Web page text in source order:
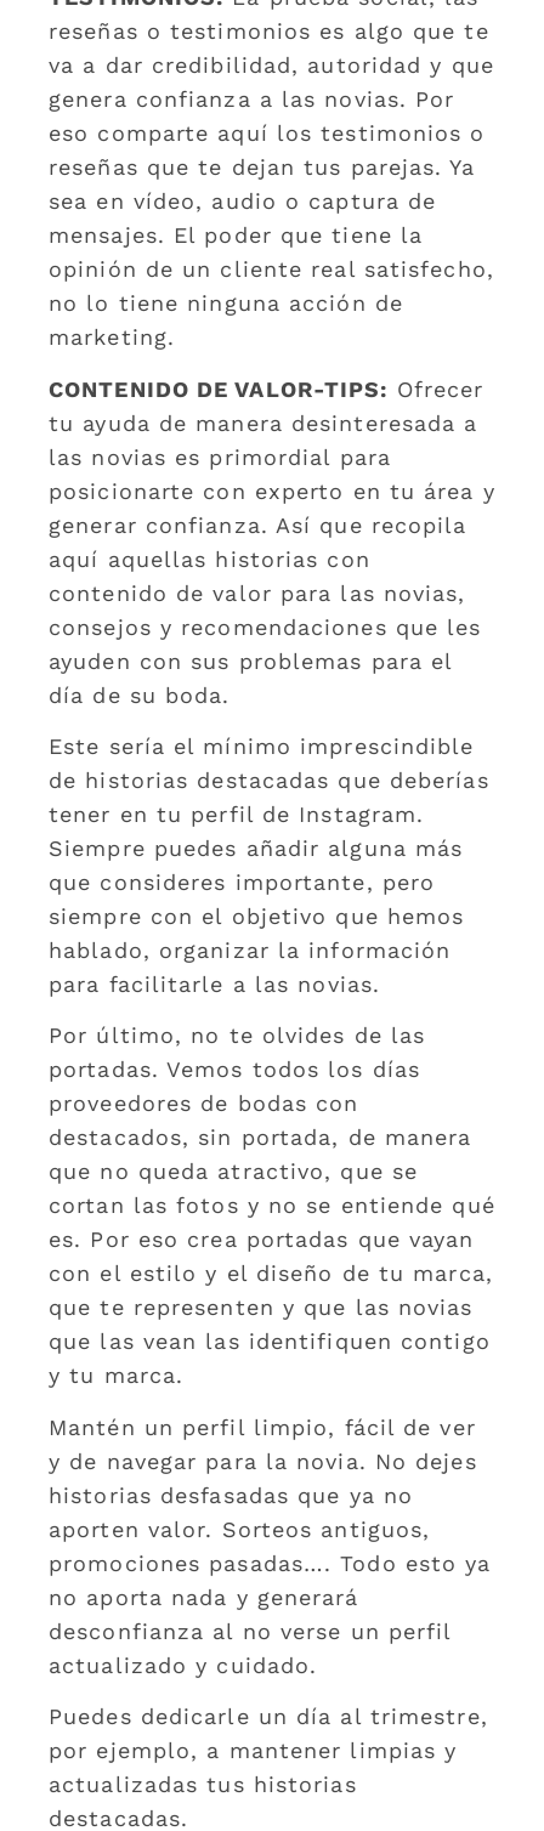
reseñas o testimonios es algo que te
va a dar credibilidad, autoridad y que
genera confianza a las novias. Por
eso comparte aquí los testimonios o
reseñas que te dejan tus parejas. Ya
sea en vídeo, audio o captura de
mensajes. El poder que tiene la
opinión de un cliente real satisfecho,
no lo tiene ninguna acción de
marketing.
CONTENIDO DE VALOR-TIPS: Ofrecer
tu ayuda de manera desinteresada a
las novias es primordial para
posicionarte con experto en tu área y
generar confianza. Así que recopila
aquí aquellas historias con
contenido de valor para las novias,
consejos y recomendaciones que les
ayuden con sus problemas para el
día de su boda.
Este sería el mínimo imprescindible
de historias destacadas que deberías
tener en tu perfil de Instagram.
Siempre puedes añadir alguna más
que consideres importante, pero
siempre con el objetivo que hemos
hablado, organizar la información
para facilitarle a las novias.
Por último, no te olvides de las
portadas. Vemos todos los días
proveedores de bodas con
destacados, sin portada, de manera
que no queda atractivo, que se
cortan las fotos y no se entiende qué
es. Por eso crea portadas que vayan
con el estilo y el diseño de tu marca,
que te representen y que las novias
que las vean las identifiquen contigo
y tu marca.
Mantén un perfil limpio, fácil de ver
y de navegar para la novia. No dejes
historias desfasadas que ya no
aporten valor. Sorteos antiguos,
promociones pasadas…. Todo esto ya
no aporta nada y generará
desconfianza al no verse un perfil
actualizado y cuidado.
Puedes dedicarle un día al trimestre,
por ejemplo, a mantener limpias y
actualizadas tus historias
destacadas.